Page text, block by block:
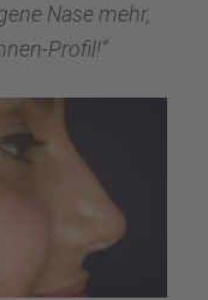
Nase mehr,
Profil!“